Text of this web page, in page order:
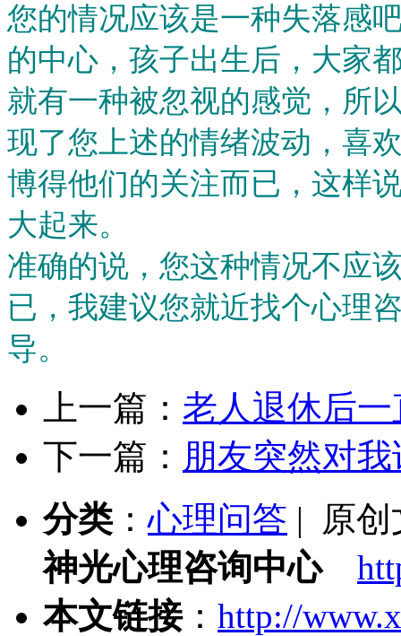
您的情况应该是一种失落感
的中心，孩子出生后，大家
就有一种被忽视的感觉，所
现了您上述的情绪波动，喜
博得他们的关注而已，这样
大起来。
准确的说，您这种情况不应
已，我建议您就近找个心理
导。
上一篇： 老人退休后
下一篇： 朋友突然对
分类：心理问答 | 原创
神光心理咨询中心
本文链接： http://